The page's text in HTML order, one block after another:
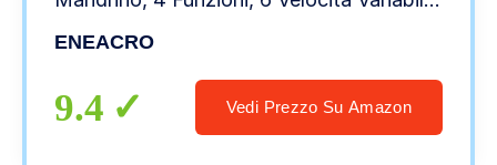
0-920giri/min, Sistema di Smorzamento
ENEACRO
9.4 Vedi Prezzo Su Amazon